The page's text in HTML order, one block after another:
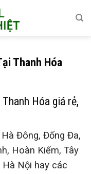
Thanh Hóa
Hóa giá rẻ,
Hà Đông, Đống Đa,
Hoàn Kiếm, Tây
Hà Nội hay các